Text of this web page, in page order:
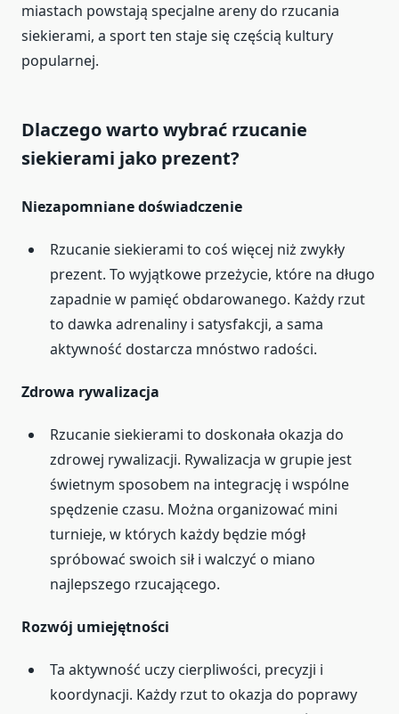
miastach powstają specjalne areny do rzucania
siekierami, a sport ten staje się częścią kultury
popularnej.
Dlaczego warto wybrać rzucanie
siekierami jako prezent?
Niezapomniane doświadczenie
Rzucanie siekierami to coś więcej niż zwykły
prezent. To wyjątkowe przeżycie, które na długo
zapadnie w pamięć obdarowanego. Każdy rzut
to dawka adrenaliny i satysfakcji, a sama
aktywność dostarcza mnóstwo radości.
Zdrowa rywalizacja
Rzucanie siekierami to doskonała okazja do
zdrowej rywalizacji. Rywalizacja w grupie jest
świetnym sposobem na integrację i wspólne
spędzenie czasu. Można organizować mini
turnieje, w których każdy będzie mógł
spróbować swoich sił i walczyć o miano
najlepszego rzucającego.
Rozwój umiejętności
Ta aktywność uczy cierpliwości, precyzji i
koordynacji. Każdy rzut to okazja do poprawy